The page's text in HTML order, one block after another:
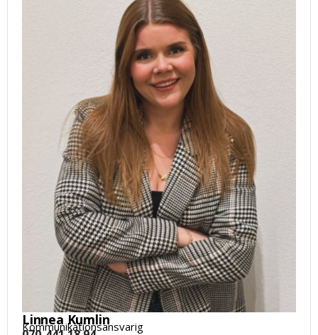
Linnea Kumlin
Kommunikationsansvarig